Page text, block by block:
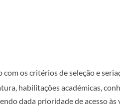
os critérios de seleção e
habilitações académicas,
dada prioridade de acesso